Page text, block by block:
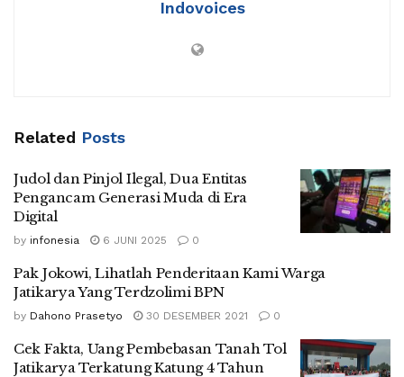
Indovoices
Related Posts
Judol dan Pinjol Ilegal, Dua Entitas
Pengancam Generasi Muda di Era
Digital
by infonesia 6 JUNI 2025 0
Pak Jokowi, Lihatlah Penderitaan Kami Warga
Jatikarya Yang Terdzolimi BPN
by Dahono Prasetyo 30 DESEMBER 2021 0
Cek Fakta, Uang Pembebasan Tanah Tol
Jatikarya Terkatung Katung 4 Tahun